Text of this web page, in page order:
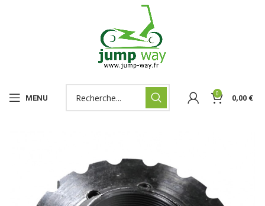
MENU 0 0,00 €